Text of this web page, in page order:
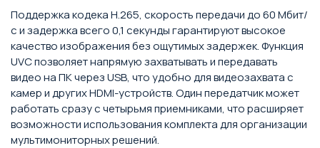
Поддержка кодека H.265, скорость передачи до 60 Мбит/
с и задержка всего 0,1 секунды гарантируют высокое
качество изображения без ощутимых задержек. Функция
UVC позволяет напрямую захватывать и передавать
видео на ПК через USB, что удобно для видеозахвата с
камер и других HDMI-устройств. Один передатчик может
работать сразу с четырьмя приемниками, что расширяет
возможности использования комплекта для организации
мультимониторных решений.